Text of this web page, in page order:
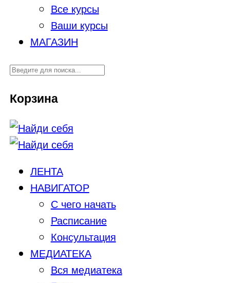
Все курсы
Ваши курсы
МАГАЗИН
Корзина
ЛЕНТА
НАВИГАТОР
С чего начать
Расписание
Консультация
МЕДИАТЕКА
Вся медиатека